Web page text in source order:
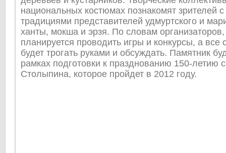
национальных костюмах познакомят зрителей
традициями представителей удмуртского и
ханты, мокша и эрзя. По словам
планируется проводить игры и конкурсы, а
будет трогать руками и обсуждать. Памятник
рамках подготовки к празднованию 150-летию
Столыпина, которое пройдет в 2012 году.